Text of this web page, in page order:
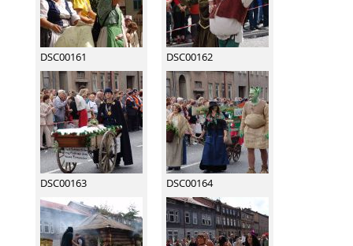
DSC00161 DSC00162
DSC00163 DSC00164